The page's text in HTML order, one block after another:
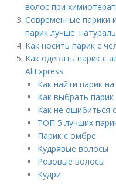
волос при
Современные парики
парик лучше:
Как носить парик с
Как одевать парик с
AliExpress
Как найти парик
Как выбрать парик
Как не ошибиться
ТОП 5 лучших
Парик с омбре
Кудрявые волосы
Розовые волосы
Кудри